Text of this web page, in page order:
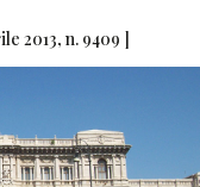
2013, n. 9409 ]